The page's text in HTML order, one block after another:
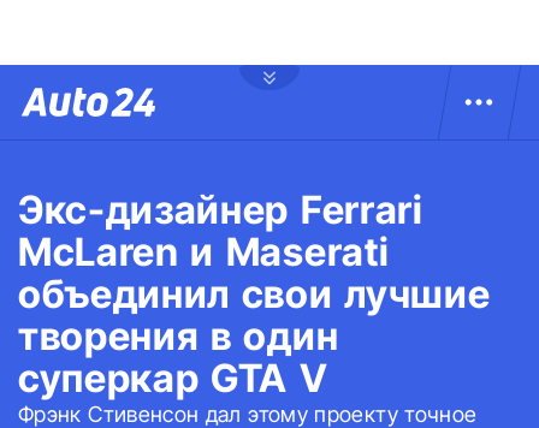
Экс-дизайнер Ferrari
McLaren и Maserati
объединил свои лучшие
творения в один
суперкар GTA V
Фрэнк Стивенсон дал этому проекту точное